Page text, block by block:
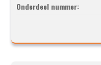
Onderdeel nummer: